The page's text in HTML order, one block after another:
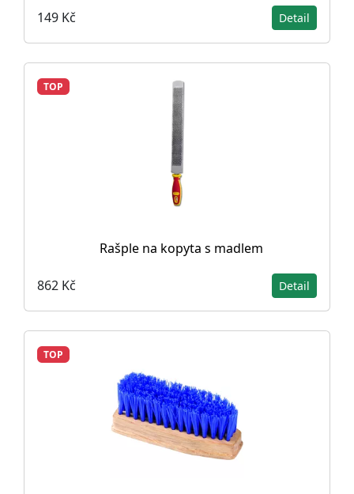
149 Kč Detail
TOP
Rašple na kopyta s madlem
862 Kč Detail
TOP